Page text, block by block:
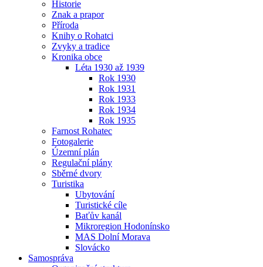
Historie
Znak a prapor
Příroda
Knihy o Rohatci
Zvyky a tradice
Kronika obce
Léta 1930 až 1939
Rok 1930
Rok 1931
Rok 1933
Rok 1934
Rok 1935
Farnost Rohatec
Fotogalerie
Územní plán
Regulační plány
Sběrné dvory
Turistika
Ubytování
Turistické cíle
Baťův kanál
Mikroregion Hodonínsko
MAS Dolní Morava
Slovácko
Samospráva